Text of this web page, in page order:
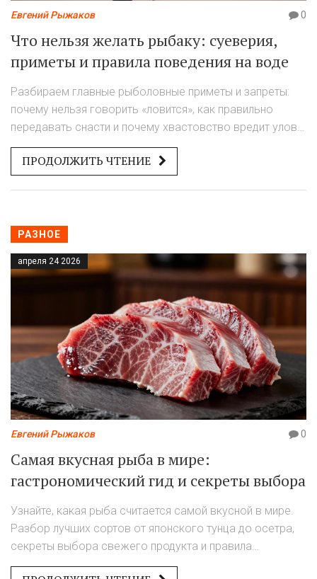
Евгений Рыжаков 0
Что нельзя желать рыбаку: суеверия,
приметы и правила поведения на воде
Разбираем главные рыболовные приметы и запреты:
почему нельзя говорить «ловится», как правильно
передавать снасти и почему хвастовство вредит улову.
Практические советы для удачной рыбалки.
ПРОДОЛЖИТЬ ЧТЕНИЕ
РАЗНОЕ
апреля 24 2026
Евгений Рыжаков 0
Самая вкусная рыба в мире:
гастрономический гид и секреты выбора
Узнайте, какая рыба считается самой вкусной в мире.
Разбор лучших сортов от японского тунца до осетра,
секреты выбора свежего продукта и правила
приготовления.